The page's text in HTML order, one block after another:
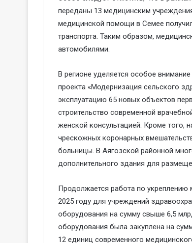
переданы 13 медицинским
медицинской помощи в Семее
транспорта. Таким образом,
автомобилями.
В регионе уделяется особое
проекта «Модернизация сельского
эксплуатацию 65 новых объектов
строительство современной
женской консультацией. Кроме того,
чрескожных коронарных
больницы. В Аягозской районной
дополнительного здания для
Продолжается работа по укреплению
2025 году для учреждений
оборудования на сумму свыше 6,5
оборудования была закуплена на
12 единиц современного